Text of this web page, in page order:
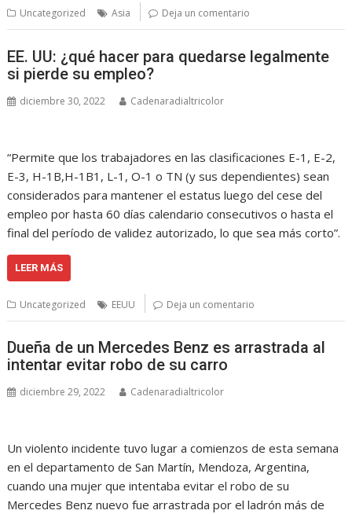
Uncategorized Asia Deja un comentario
EE. UU: ¿qué hacer para quedarse legalmente
si pierde su empleo?
diciembre 30, 2022 Cadenaradialtricolor
“Permite que los trabajadores en las clasificaciones E-1, E-2,
E-3, H-1B,H-1B1, L-1, O-1 o TN (y sus dependientes) sean
considerados para mantener el estatus luego del cese del
empleo por hasta 60 días calendario consecutivos o hasta el
final del período de validez autorizado, lo que sea más corto”.
LEER MÁS
Uncategorized EEUU Deja un comentario
Dueña de un Mercedes Benz es arrastrada al
intentar evitar robo de su carro
diciembre 29, 2022 Cadenaradialtricolor
Un violento incidente tuvo lugar a comienzos de esta semana
en el departamento de San Martín, Mendoza, Argentina,
cuando una mujer que intentaba evitar el robo de su
Mercedes Benz nuevo fue arrastrada por el ladrón más de